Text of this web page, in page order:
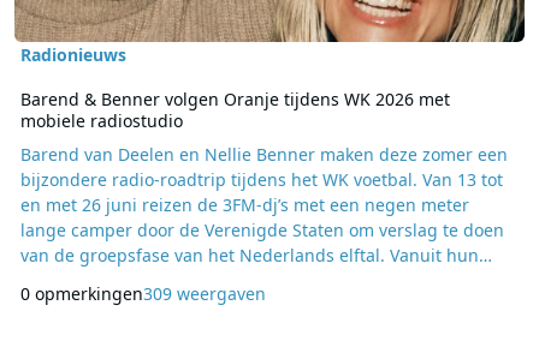
Radionieuws
Barend & Benner volgen Oranje tijdens WK 2026 met
mobiele radiostudio
Barend van Deelen en Nellie Benner maken deze zomer een
bijzondere radio-roadtrip tijdens het WK voetbal. Van 13 tot
en met 26 juni reizen de 3FM-dj’s met een negen meter
lange camper door de Verenigde Staten om verslag te doen
van de groepsfase van het Nederlands elftal. Vanuit hun
Olé: Barend & Benner in de USA de WK-sfeer rechtstreeks
0 opmerkingen309 weergaven